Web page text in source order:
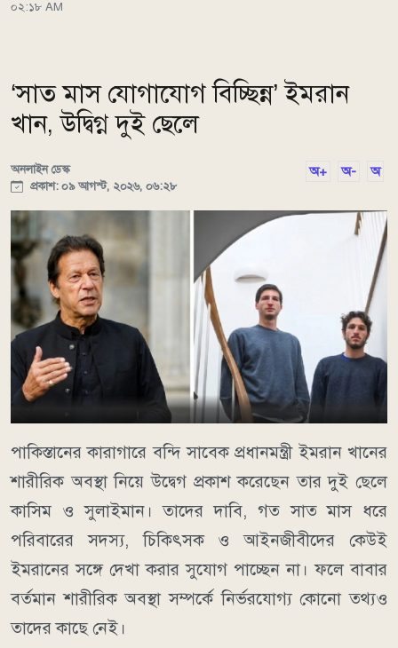
০২:১৮ AM
‘সাত মাস যোগাযোগ বিচ্ছিন্ন’ ইমরান
খান, উদ্বিগ্ন দুই ছেলে
অনলাইন ডেস্ক
প্রকাশ: ০৯ আগস্ট, ২০২৬, ০৬:২৮
অ+ অ- অ
পাকিস্তানের কারাগারে বন্দি সাবেক প্রধানমন্ত্রী ইমরান খানের
শারীরিক অবস্থা নিয়ে উদ্বেগ প্রকাশ করেছেন তার দুই ছেলে
কাসিম ও সুলাইমান। তাদের দাবি, গত সাত মাস ধরে
পরিবারের সদস্য, চিকিৎসক ও আইনজীবীদের কেউই
ইমরানের সঙ্গে দেখা করার সুযোগ পাচ্ছেন না। ফলে বাবার
বর্তমান শারীরিক অবস্থা সম্পর্কে নির্ভরযোগ্য কোনো তথ্যও
তাদের কাছে নেই।